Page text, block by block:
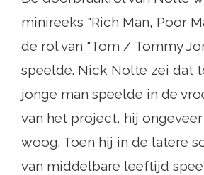
minireeks "Rich Man, Poor
de rol van "Tom / Tommy
speelde. Nick Nolte zei dat
jonge man speelde in de
van het project, hij
woog. Toen hij in de latere
van middelbare leeftijd